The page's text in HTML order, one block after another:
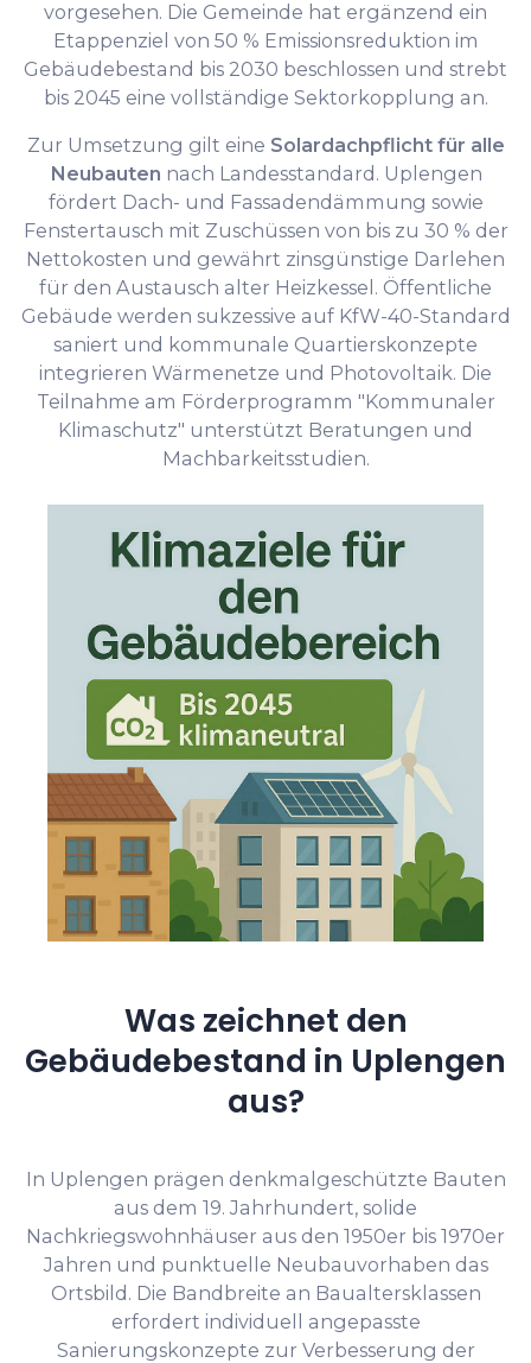
vorgesehen. Die Gemeinde hat ergänzend ein
Etappenziel von 50 % Emissionsreduktion im
Gebäudebestand bis 2030 beschlossen und strebt
bis 2045 eine vollständige Sektorkopplung an.
Zur Umsetzung gilt eine Solardachpflicht für alle
Neubauten nach Landesstandard. Uplengen
fördert Dach- und Fassadendämmung sowie
Fenstertausch mit Zuschüssen von bis zu 30 % der
Nettokosten und gewährt zinsgünstige Darlehen
für den Austausch alter Heizkessel. Öffentliche
Gebäude werden sukzessive auf KfW-40-Standard
saniert und kommunale Quartierskonzepte
integrieren Wärmenetze und Photovoltaik. Die
Teilnahme am Förderprogramm "Kommunaler
Klimaschutz" unterstützt Beratungen und
Machbarkeitsstudien.
Was zeichnet den
Gebäudebestand in Uplengen
aus?
In Uplengen prägen denkmalgeschützte Bauten
aus dem 19. Jahrhundert, solide
Nachkriegswohnhäuser aus den 1950er bis 1970er
Jahren und punktuelle Neubauvorhaben das
Ortsbild. Die Bandbreite an Baualtersklassen
erfordert individuell angepasste
Sanierungskonzepte zur Verbesserung der